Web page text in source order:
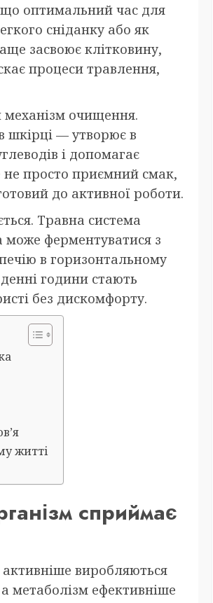
що оптимальний час для
сніданку або як
засвоює клітковину,
процеси травлення,
механізм очищення.
шкірці — утворює в
і допомагає
не просто приємний смак,
до активної роботи.
Травна система
може ферментуватися з
в горизонтальному
години стають
без дискомфорту.
житті
сприймає
виробляються
метаболізм ефективніше